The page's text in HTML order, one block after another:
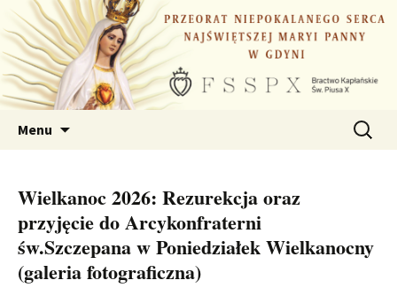
Przejdź
do
treści
Menu Szukaj:
Wielkanoc 2026: Rezurekcja oraz
przyjęcie do Arcykonfraterni
św.Szczepana w Poniedziałek Wielkanocny
(galeria fotograficzna)